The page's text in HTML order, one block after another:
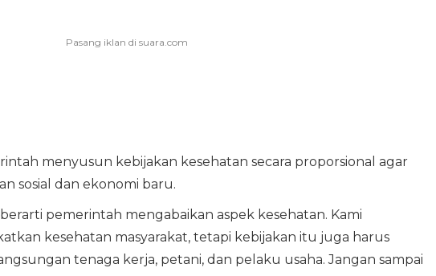
menyusun kebijakan kesehatan secara proporsional agar
sosial dan ekonomi baru.
pemerintah mengabaikan aspek kesehatan. Kami
kesehatan masyarakat, tetapi kebijakan itu juga harus
tenaga kerja, petani, dan pelaku usaha. Jangan sampai